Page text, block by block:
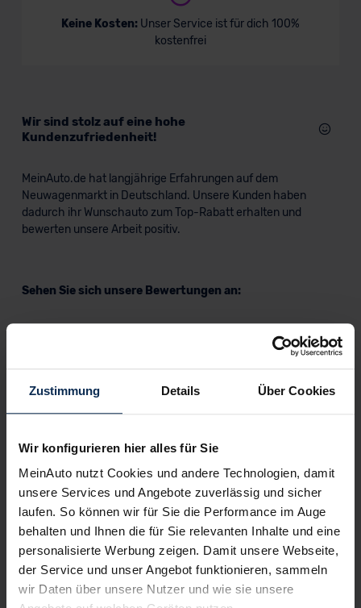
Zustimmung Details Über Cookies
Wir konfigurieren hier alles für Sie
MeinAuto nutzt Cookies und andere Technologien, damit
unsere Services und Angebote zuverlässig und sicher
laufen. So können wir für Sie die Performance im Auge
behalten und Ihnen die für Sie relevanten Inhalte und eine
personalisierte Werbung zeigen. Damit unsere Webseite,
der Service und unser Angebot funktionieren, sammeln
wir Daten über unsere Nutzer und wie sie unsere
Keine Kosten: Unser Service ist für dich 100%
kostenfrei
Wir sind stolz auf eine hohe
Kundenzufriedenheit!
MeinAuto.de hat langjährige Erfahrungen auf dem
Neuwagenmarkt in Deutschland. Unsere Kunden haben
dadurch ihr Wunschauto zum Top-Rabatt erhalten und
bewerten unsere Arbeit positiv.
Sehen Sie sich unsere Bewertungen an:
Nachrichten
KI-generiert